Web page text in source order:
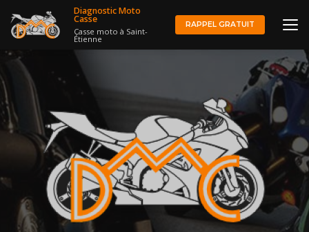
au
contenu
Diagnostic Moto
Casse
Casse moto à Saint-
Étienne
RAPPEL GRATUIT